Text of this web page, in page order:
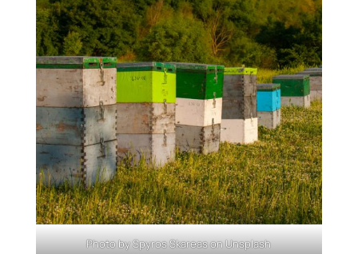
Photo bySpyros SkareasonUnsplash